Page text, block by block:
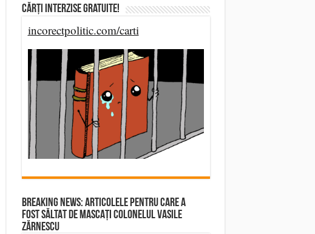
Cărți Interzise Gratuite!
incorectpolitic.com/carti
BREAKING NEWS: ARTICOLELE PENTRU CARE A
FOST SĂLTAT DE MASCAȚI COLONELUL VASILE
ZĂRNESCU